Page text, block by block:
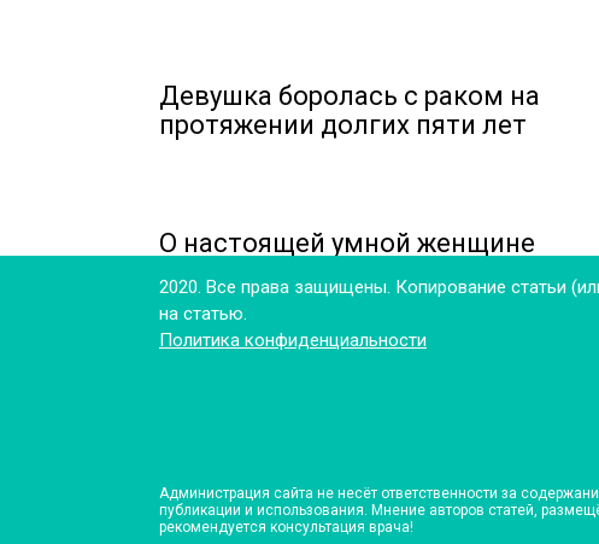
Девушка боролась с раком на
протяжении долгих пяти лет
О настоящей умной женщине
2020. Все права защищены. Копирование статьи
на статью.
Политика конфиденциальности
Администрация сайта не несёт ответственности за
публикации и использования. Мнение авторов статей,
рекомендуется консультация врача!